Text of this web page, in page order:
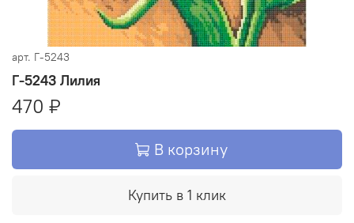
арт. Г-5243
Г-5243 Лилия
470 ₽
В корзину
Купить в 1 клик